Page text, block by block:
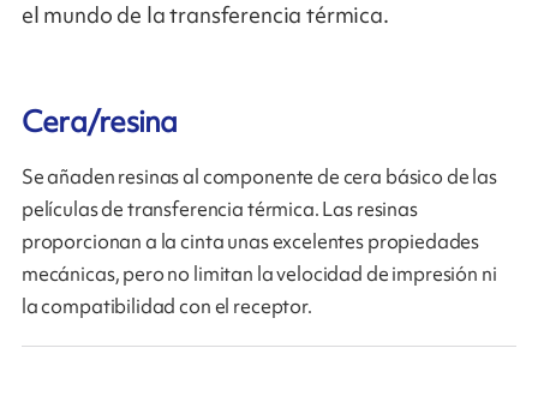
el mundo de la transferencia térmica.
Cera/resina
Se añaden resinas al componente de cera básico de las
películas de transferencia térmica. Las resinas
proporcionan a la cinta unas excelentes propiedades
mecánicas, pero no limitan la velocidad de impresión ni
la compatibilidad con el receptor.